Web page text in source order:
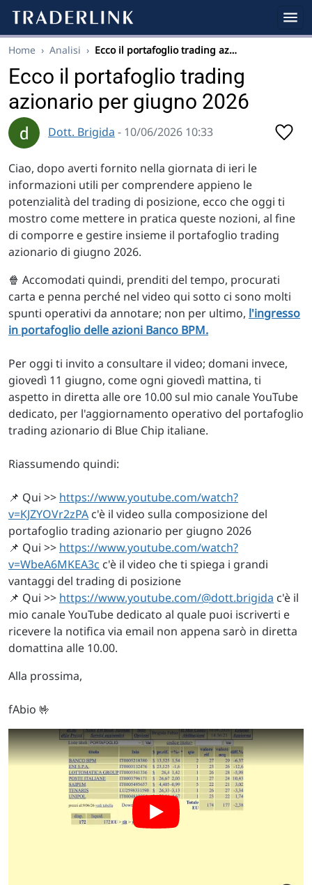
Home › Analisi › Ecco il portafoglio trading az…
Ecco il portafoglio trading
azionario per giugno 2026
Dott. Brigida - 10/06/2026 10:33
Ciao, dopo averti fornito nella giornata di ieri le
informazioni utili per comprendere appieno le
potenzialità del trading di posizione, ecco che oggi ti
mostro come mettere in pratica queste nozioni, al fine
di comporre e gestire insieme il portafoglio trading
azionario di giugno 2026.
🍿 Accomodati quindi, prenditi del tempo, procurati
carta e penna perché nel video qui sotto ci sono molti
spunti operativi da annotare; non per ultimo, l'ingresso
in portafoglio delle azioni Banco BPM.
Per oggi ti invito a consultare il video; domani invece,
giovedì 11 giugno, come ogni giovedì mattina, ti
aspetto in diretta alle ore 10.00 sul mio canale YouTube
dedicato, per l'aggiornamento operativo del portafoglio
trading azionario di Blue Chip italiane.
Riassumendo quindi:
📌 Qui >> https://www.youtube.com/watch?
v=KJZYOVr2zPA c'è il video sulla composizione del
portafoglio trading azionario per giugno 2026
📌 Qui >> https://www.youtube.com/watch?
v=WbeA6MKEA3c c'è il video che ti spiega i grandi
vantaggi del trading di posizione
📌 Qui >> https://www.youtube.com/@dott.brigida c'è il
mio canale YouTube dedicato al quale puoi iscriverti e
ricevere la notifica via email non appena sarò in diretta
domattina alle 10.00.
Alla prossima,
fAbio 🤟